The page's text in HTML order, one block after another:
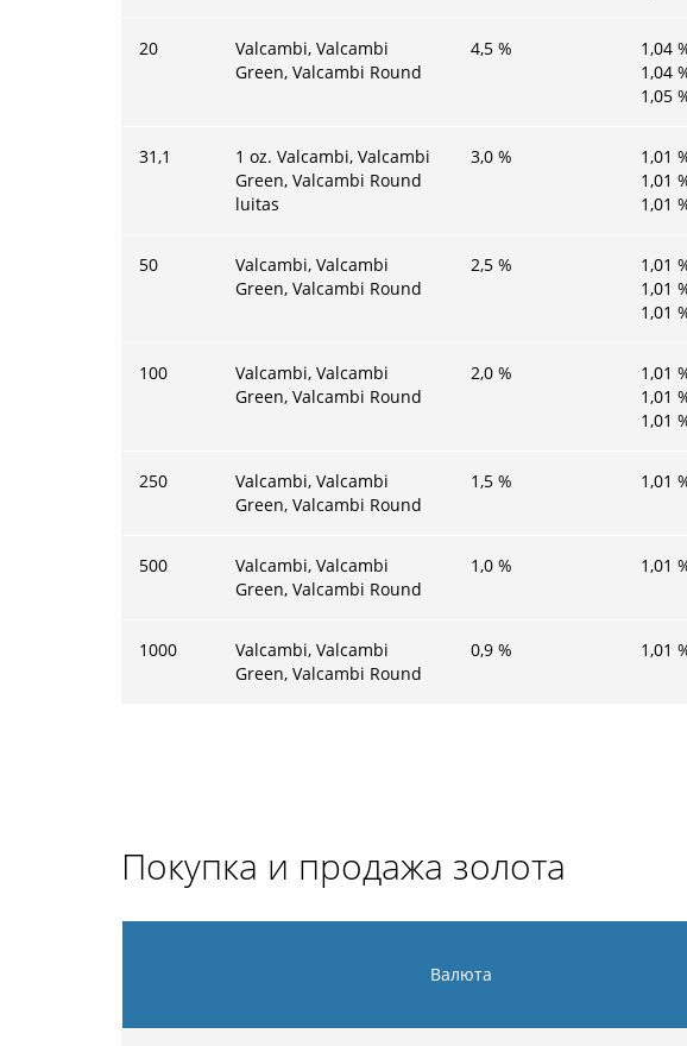
20
Valcambi, Valcambi
Green, Valcambi Round
4,5 % 1,04
1,04
1,05
31,1
1 oz. Valcambi, Valcambi
Green, Valcambi Round
luitas
3,0 % 1,01
1,01
1,01
50
Valcambi, Valcambi
Green, Valcambi Round
2,5 % 1,01
1,01
1,01
100
Valcambi, Valcambi
Green, Valcambi Round
2,0 % 1,01
1,01
1,01
250
Valcambi, Valcambi
Green, Valcambi Round
1,5 % 1,01
500
Valcambi, Valcambi
Green, Valcambi Round
1,0 % 1,01
1000
Valcambi, Valcambi
Green, Valcambi Round
0,9 % 1,01
Покупка и продажа золота
Валюта